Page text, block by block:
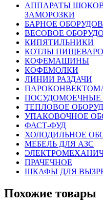
АППАРАТЫ
ЗАМОРОЗКИ
БАРНОЕ
ВЕСОВОЕ
КИПЯТИЛЬНИКИ
КОТЛЫ
КОФЕМАШИНЫ
КОФЕМОЛКИ
ЛИНИИ РАЗДАЧИ
ТЕПЛОВОЕ
УПАКОВОЧНОЕ
ФАСТ-ФУД
ХОЛОДИЛЬНОЕ
МЕБЕЛЬ ДЛЯ АЗС
ПРАЧЕЧНОЕ
ШКАФЫ ДЛЯ
Похожие товары